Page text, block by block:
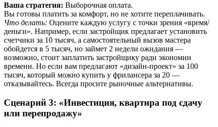
Ваша стратегия: Выборочная оплата.
Вы готовы платить за комфорт, но не хотите переплачивать.
Что делать: Оцените каждую услугу с точки зрения «время/
деньги». Например, если застройщик предлагает установить
счетчики за 10 тысяч, а самостоятельный вызов мастера
обойдется в 5 тысяч, но займет 2 недели ожидания —
возможно, стоит заплатить застройщику ради экономии
времени. Но если вам предлагают «дизайн-проект» за 100
тысяч, который можно купить у фрилансера за 20 —
отказывайтесь. Всегда просите рыночные альтернативы.
Сценарий 3: «Инвестиция, квартира под сдачу
или перепродажу»